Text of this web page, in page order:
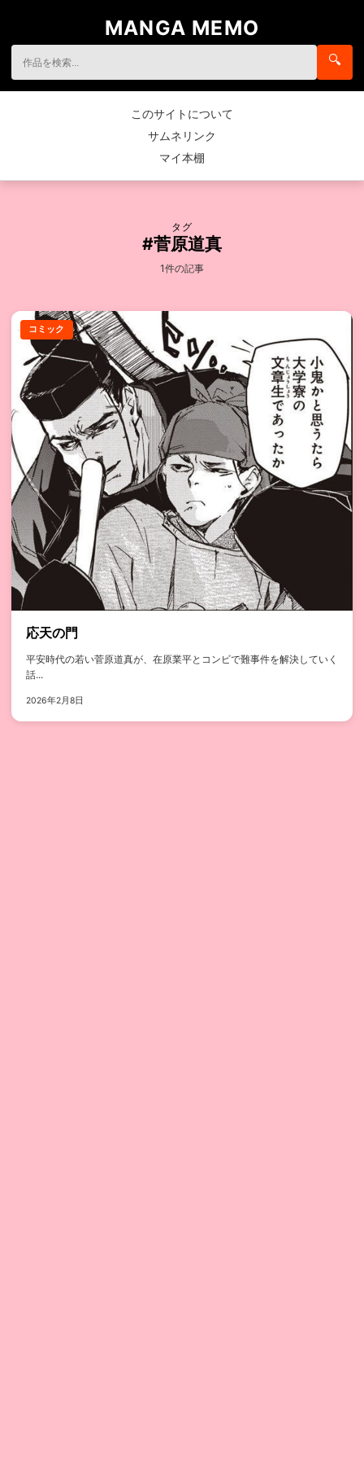
MANGA MEMO
🔍
このサイトについて
サムネリンク
マイ本棚
タグ
#菅原道真
1件の記事
コミック
応天の門
平安時代の若い菅原道真が、在原業平とコンビで難事件を解決していく
話...
2026年2月8日